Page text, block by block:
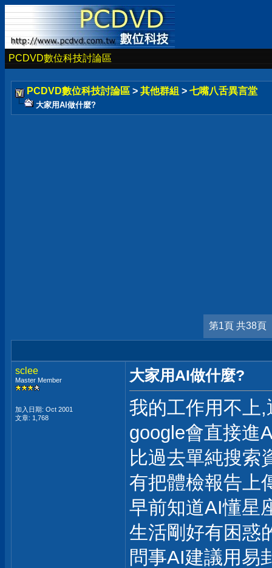
PCDVD數位科技討論區
PCDVD數位科技討論區 > 其他群組 > 七嘴八舌異言堂
大家用AI做什麼?
第1頁 共38頁
sclee
Master Member
加入日期: Oct 2001
文章: 1,768
大家用AI做什麼?
我的工作用不上
google會直接進
比過去單純搜索
有把體檢報告上
早前知道AI懂星
生活剛好有困惑
問事AI建議用易